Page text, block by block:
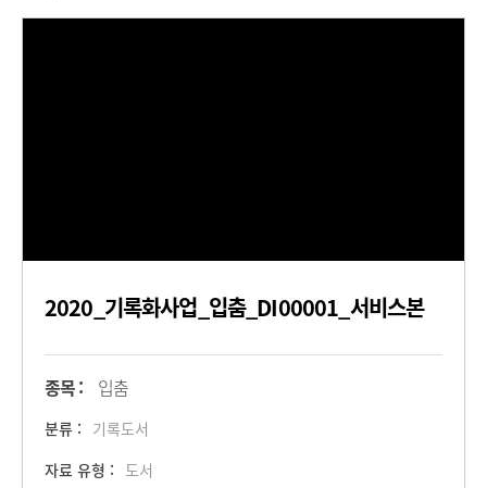
2020_기록화사업_입춤_DI00001_서비스본
종목 : 입춤
분류 : 기록도서
자료 유형 : 도서